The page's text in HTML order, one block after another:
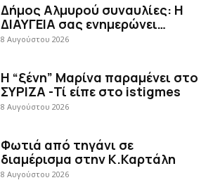
Δήμος Αλμυρού συναυλίες: Η
ΔΙΑΥΓΕΙΑ σας ενημερώνει…
8 Αυγούστου 2026
Η “ξένη” Μαρίνα παραμένει στο
ΣΥΡΙΖΑ -Τί είπε στο istigmes
8 Αυγούστου 2026
Φωτιά από τηγάνι σε
διαμέρισμα στην Κ.Καρτάλη
8 Αυγούστου 2026